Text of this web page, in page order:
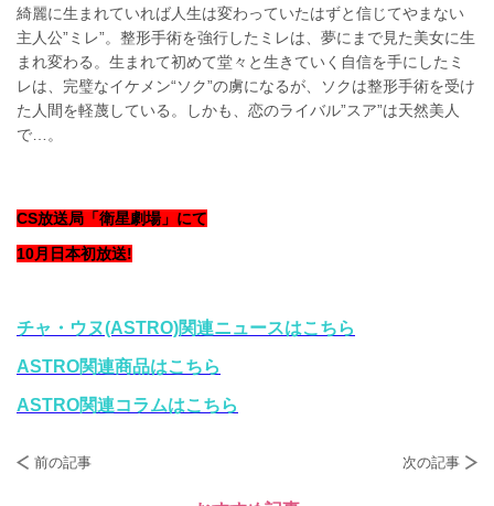
綺麗に生まれていれば人生は変わっていたはずと信じてやまない
主人公”ミレ”。整形手術を強行したミレは、夢にまで見た美女に生
まれ変わる。生まれて初めて堂々と生きていく自信を手にしたミ
レは、完璧なイケメン“ソク”の虜になるが、ソクは整形手術を受け
た人間を軽蔑している。しかも、恋のライバル”スア”は天然美人
で…。
CS放送局「衛星劇場」にて
10月日本初放送!
チャ・ウヌ(ASTRO)関連ニュースはこちら
ASTRO関連商品はこちら
ASTRO関連コラムはこちら
前の記事 次の記事